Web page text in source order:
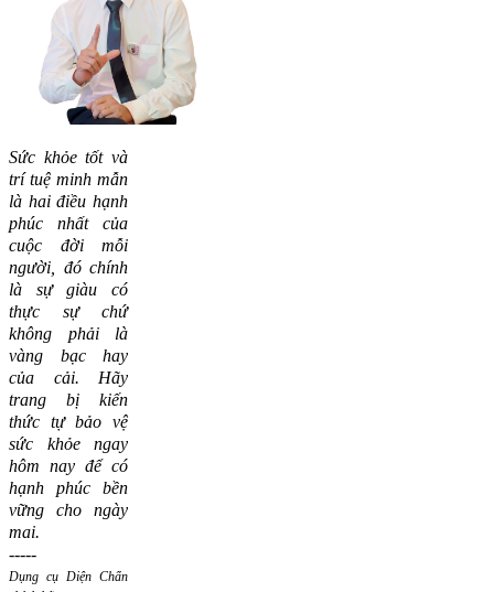
Sức khỏe tốt và
trí tuệ minh mẫn
là hai điều hạnh
phúc nhất của
cuộc đời mỗi
người, đó chính
là sự giàu có
thực sự chứ
không phải là
vàng bạc hay
của cải. Hãy
trang bị kiến
thức tự bảo vệ
sức khỏe ngay
hôm nay để có
hạnh phúc bền
vững cho ngày
mai.
-----
Dụng cụ Diện Chẩn